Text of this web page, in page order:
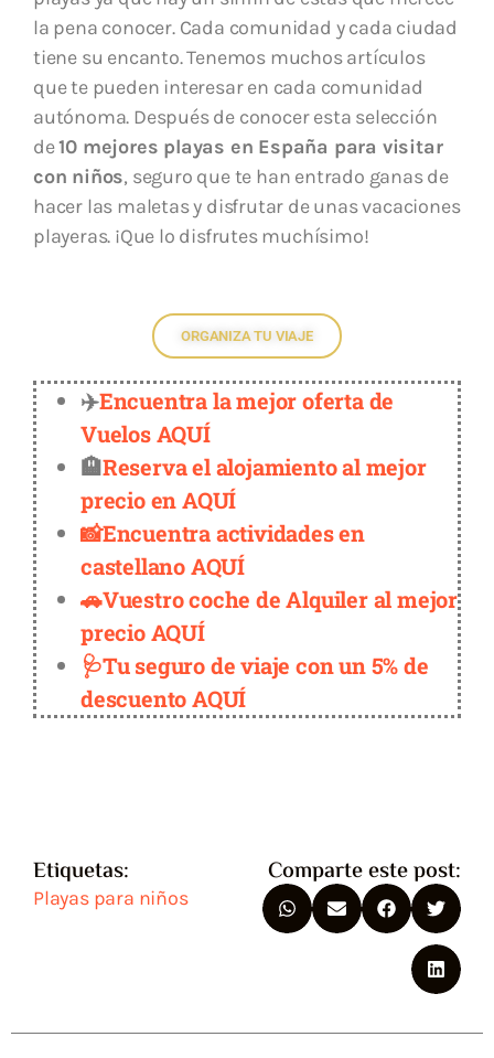
la pena conocer. Cada comunidad y cada ciudad
tiene su encanto. Tenemos muchos artículos
que te pueden interesar en cada comunidad
autónoma. Después de conocer esta selección
de10 mejores playas en España para visitar
con niños, seguro que te han entrado ganas de
hacer las maletas y disfrutar de unas vacaciones
playeras. ¡Que lo disfrutes muchísimo!
ORGANIZA TU VIAJE
✈️Encuentra la mejor oferta de
Vuelos AQUÍ
🏨Reserva el alojamiento al mejor
precio en AQUÍ
📸Encuentra actividades en
castellano AQUÍ
🚗Vuestro coche de Alquiler al mejor
precio AQUÍ
🩺Tu seguro de viaje con un 5% de
descuento AQUÍ
Etiquetas:
Playas para niños
Comparte este post: